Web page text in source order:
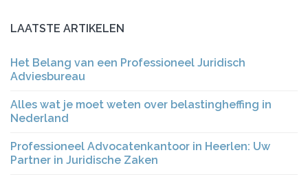
LAATSTE ARTIKELEN
Het Belang van een Professioneel Juridisch
Adviesbureau
Alles wat je moet weten over belastingheffing in
Nederland
Professioneel Advocatenkantoor in Heerlen: Uw
Partner in Juridische Zaken